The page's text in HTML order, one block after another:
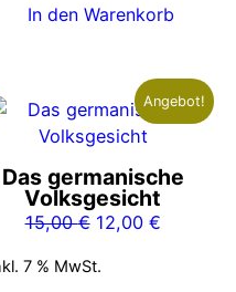
In den Warenkorb
Angebot!
Das germanische
Volksgesicht
15,00€ Ursprünglicher
war:
12,00 €Aktueller
7 % MwSt.